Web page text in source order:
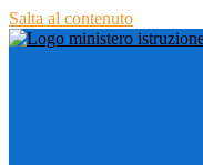
Salta al contenuto